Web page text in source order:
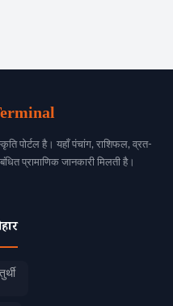
पोर्टल है। यहाँ पंचांग, राशिफल, व्रत-
प्रामाणिक जानकारी मिलती है।